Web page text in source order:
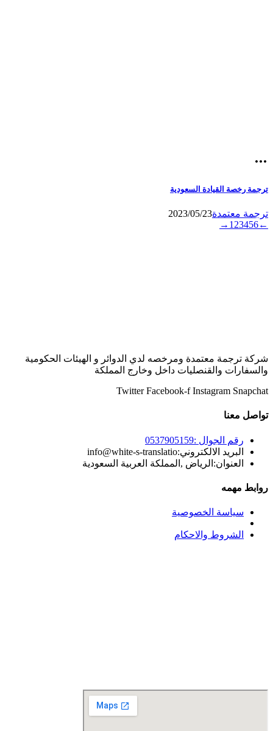
ترجمة رخصة القيادة السعودية
ترجمة معتمدة2023/05/23
←
1 23456
→
شركة ترجمة معتمدة ومرخصه لدي الدوائر و الهيئات الحكومية
والسفارات والقنصليات داخل وخارج المملكة
Twitter Facebook-f Instagram Snapchat
تواصل معنا
رقم الجوال :0537905159
البريد الالكتروني:info@white-s-translatio
العنوان:الرياض ,المملكة العربية السعودية
روابط مهمه
سياسة الخصوصية
الشروط والاحكام